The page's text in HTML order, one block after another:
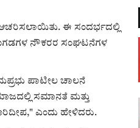
ಆಚರಿಸಲಾಯಿತು. ಈ ಸಂದರ್ಭದಲ್ಲಿ
ನೌಕರರ ಸಂಘಟನೆಗಳ
ಪಾಟೀಲ ಚಾಲನೆ
ಸಮಾನತೆ ಮತ್ತು
ಎಂದು ಹೇಳಿದರು.